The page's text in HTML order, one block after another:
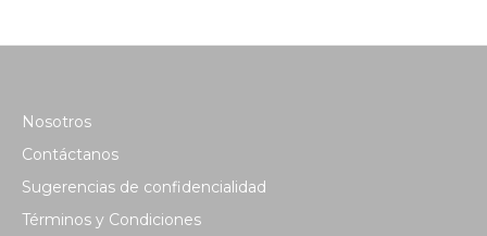
Nosotros
Contáctanos
Sugerencias de confidencialidad
Términos y Condiciones